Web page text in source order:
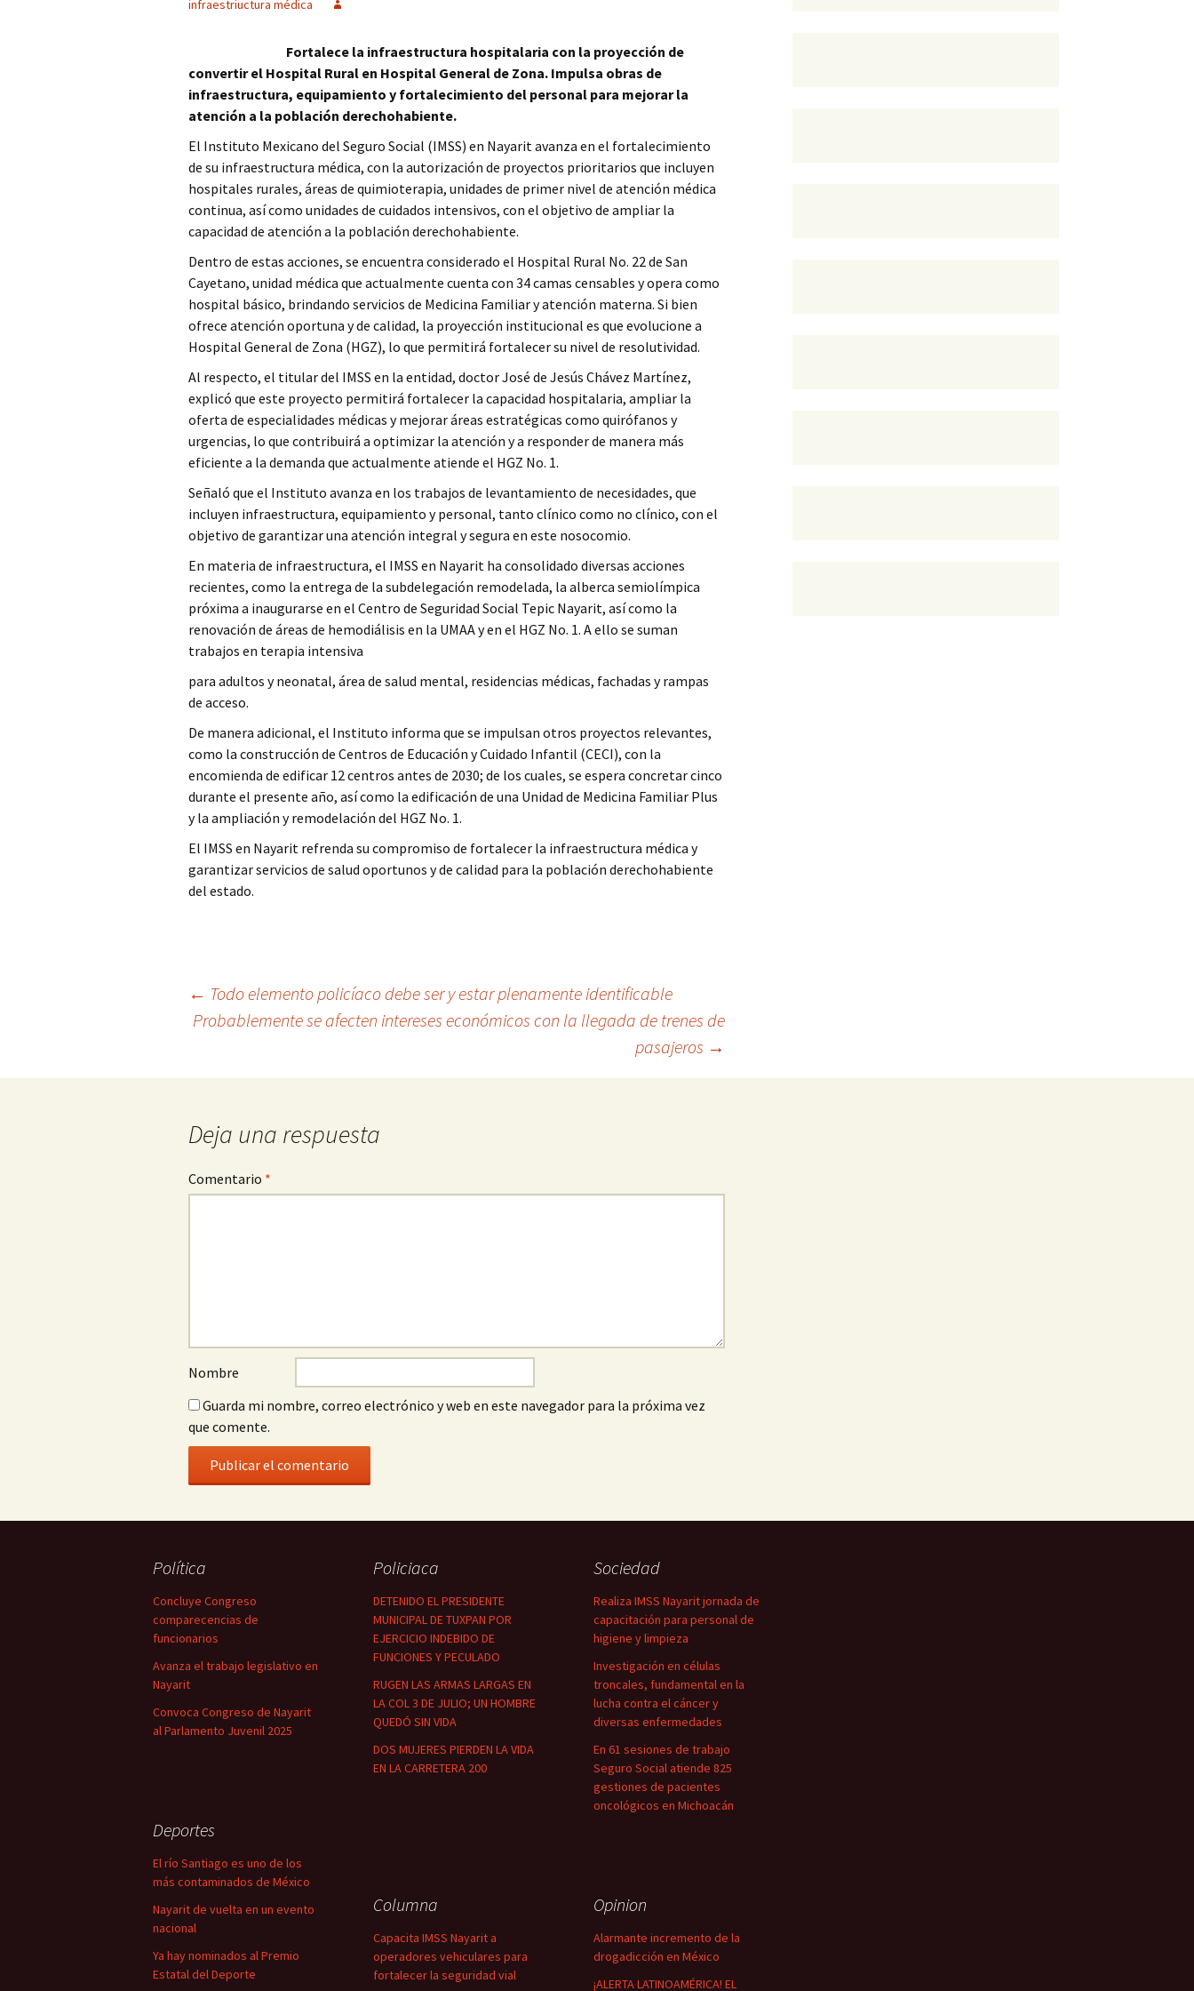
Opinión
infraestriuctura médica
Fortalece la infraestructura hospitalaria con la proyección de
convertir el Hospital Rural en Hospital General de Zona. Impulsa obras de
infraestructura, equipamiento y fortalecimiento del personal para mejorar la
atención a la población derechohabiente.
El Instituto Mexicano del Seguro Social (IMSS) en Nayarit avanza en el fortalecimiento
de su infraestructura médica, con la autorización de proyectos prioritarios que incluyen
hospitales rurales, áreas de quimioterapia, unidades de primer nivel de atención médica
continua, así como unidades de cuidados intensivos, con el objetivo de ampliar la
capacidad de atención a la población derechohabiente.
Dentro de estas acciones, se encuentra considerado el Hospital Rural No. 22 de San
Cayetano, unidad médica que actualmente cuenta con 34 camas censables y opera como
hospital básico, brindando servicios de Medicina Familiar y atención materna. Si bien
ofrece atención oportuna y de calidad, la proyección institucional es que evolucione a
Hospital General de Zona (HGZ), lo que permitirá fortalecer su nivel de resolutividad.
Al respecto, el titular del IMSS en la entidad, doctor José de Jesús Chávez Martínez,
explicó que este proyecto permitirá fortalecer la capacidad hospitalaria, ampliar la
oferta de especialidades médicas y mejorar áreas estratégicas como quirófanos y
urgencias, lo que contribuirá a optimizar la atención y a responder de manera más
eficiente a la demanda que actualmente atiende el HGZ No. 1.
Señaló que el Instituto avanza en los trabajos de levantamiento de necesidades, que
incluyen infraestructura, equipamiento y personal, tanto clínico como no clínico, con el
objetivo de garantizar una atención integral y segura en este nosocomio.
En materia de infraestructura, el IMSS en Nayarit ha consolidado diversas acciones
recientes, como la entrega de la subdelegación remodelada, la alberca semiolímpica
próxima a inaugurarse en el Centro de Seguridad Social Tepic Nayarit, así como la
renovación de áreas de hemodiálisis en la UMAA y en el HGZ No. 1. A ello se suman
trabajos en terapia intensiva
para adultos y neonatal, área de salud mental, residencias médicas, fachadas y rampas
de acceso.
De manera adicional, el Instituto informa que se impulsan otros proyectos relevantes,
como la construcción de Centros de Educación y Cuidado Infantil (CECI), con la
encomienda de edificar 12 centros antes de 2030; de los cuales, se espera concretar cinco
durante el presente año, así como la edificación de una Unidad de Medicina Familiar Plus
y la ampliación y remodelación del HGZ No. 1.
El IMSS en Nayarit refrenda su compromiso de fortalecer la infraestructura médica y
garantizar servicios de salud oportunos y de calidad para la población derechohabiente
del estado.
← Todo elemento policíaco debe ser y estar plenamente identificable
Probablemente se afecten intereses económicos con la llegada de trenes de
pasajeros →
Deja una respuesta
Comentario *
Nombre
Guarda mi nombre, correo electrónico y web en este navegador para la próxima vez
que comente.
Política
Concluye Congreso
comparecencias de
funcionarios
Avanza el trabajo legislativo en
Nayarit
Convoca Congreso de Nayarit
al Parlamento Juvenil 2025
Policiaca
DETENIDO EL PRESIDENTE
MUNICIPAL DE TUXPAN POR
EJERCICIO INDEBIDO DE
FUNCIONES Y PECULADO
RUGEN LAS ARMAS LARGAS EN
LA COL 3 DE JULIO; UN HOMBRE
QUEDÓ SIN VIDA
DOS MUJERES PIERDEN LA VIDA
EN LA CARRETERA 200
Sociedad
Realiza IMSS Nayarit jornada de
capacitación para personal de
higiene y limpieza
Investigación en células
troncales, fundamental en la
lucha contra el cáncer y
diversas enfermedades
En 61 sesiones de trabajo
Seguro Social atiende 825
gestiones de pacientes
oncológicos en Michoacán
Deportes
El río Santiago es uno de los
más contaminados de México
Nayarit de vuelta en un evento
nacional
Ya hay nominados al Premio
Estatal del Deporte
Columna
Capacita IMSS Nayarit a
operadores vehiculares para
fortalecer la seguridad vial
Opinion
Alarmante incremento de la
drogadicción en México
¡ALERTA LATINOAMÉRICA! EL